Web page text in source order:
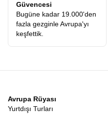
Güvencesi
Bugüne kadar 19.000'den
fazla gezginle Avrupa'yı
keşfettik.
Avrupa Rüyası
Yurtdışı Turları